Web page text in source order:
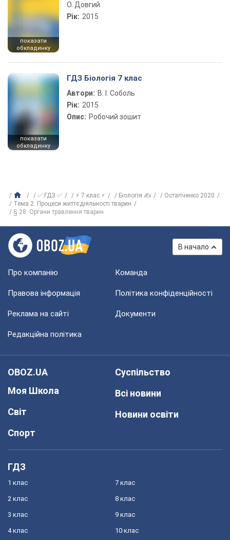
показати
обкладинку
О. Довгий
Рік: 2015
показати
обкладинку
ГДЗ Біологія 7 клас
Автори: В. І. Соболь
Рік: 2015
Опис: Робочий зошит
✅ ГДЗ ✅ ⚡ 7 клас ⚡ Біологія ✍
Остапченко 2020
Тема 2. Процеси життєдіяльності тварин
§ 28. Органи травлення тварин
В начало
Про компанію Команда
Правова інформація Політика конфіденційності
Реклама на сайті Документи
Редакційна політика
OBOZ.UA
Моя Школа
Світ
Спорт
Суспільство
Всі новини
Новини освіти
ГДЗ
1 клас
2 клас
3 клас
4 клас
7 клас
8 клас
9 клас
10 клас